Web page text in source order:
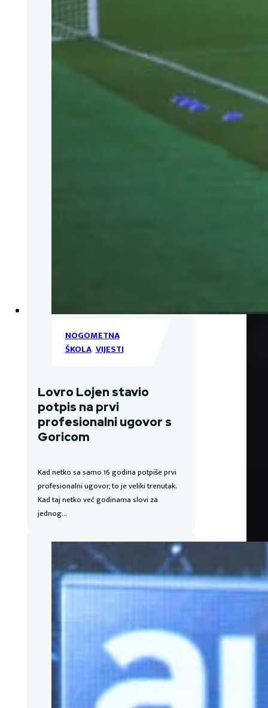
NOGOMETNA
ŠKOLA,VIJESTI
Lovro Lojen stavio
potpis na prvi
profesionalni ugovor s
Goricom
Kad netko sa samo 16 godina potpiše prvi
profesionalni ugovor, to je veliki trenutak.
Kad taj netko već godinama slovi za
jednog…